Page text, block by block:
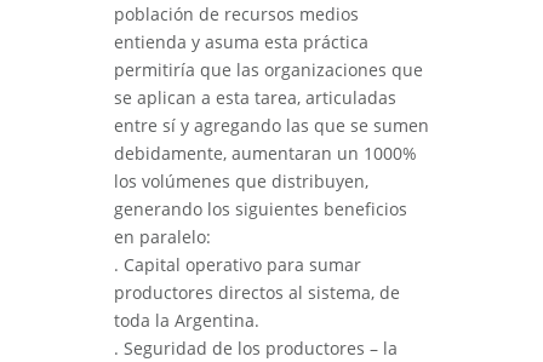
población de recursos medios
entienda y asuma esta práctica
permitiría que las organizaciones que
se aplican a esta tarea, articuladas
entre sí y agregando las que se sumen
debidamente, aumentaran un 1000%
los volúmenes que distribuyen,
generando los siguientes beneficios
en paralelo:
. Capital operativo para sumar
productores directos al sistema, de
toda la Argentina.
. Seguridad de los productores – la